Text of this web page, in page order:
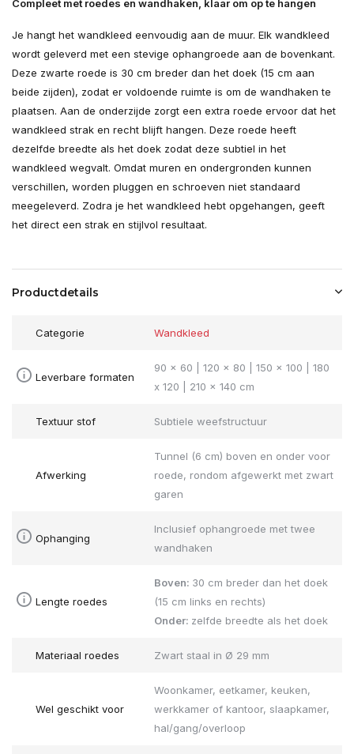
Compleet met roedes en wandhaken, klaar om op te hangen
Je hangt het wandkleed eenvoudig aan de muur. Elk wandkleed
wordt geleverd met een stevige ophangroede aan de bovenkant.
Deze zwarte roede is 30 cm breder dan het doek (15 cm aan
beide zijden), zodat er voldoende ruimte is om de wandhaken te
plaatsen. Aan de onderzijde zorgt een extra roede ervoor dat het
wandkleed strak en recht blijft hangen. Deze roede heeft
dezelfde breedte als het doek zodat deze subtiel in het
wandkleed wegvalt. Omdat muren en ondergronden kunnen
verschillen, worden pluggen en schroeven niet standaard
meegeleverd. Zodra je het wandkleed hebt opgehangen, geeft
het direct een strak en stijlvol resultaat.
Productdetails
Categorie Wandkleed
Leverbare formaten
90 x 60 | 120 x 80 | 150 x 100 | 180
x 120 | 210 x 140 cm
Textuur stof Subtiele weefstructuur
Afwerking
Tunnel (6 cm) boven en onder voor
roede, rondom afgewerkt met zwart
garen
Ophanging
Inclusief ophangroede met twee
wandhaken
Lengte roedes
Boven: 30 cm breder dan het doek
(15 cm links en rechts)
Onder: zelfde breedte als het doek
Materiaal roedes Zwart staal in Ø 29 mm
Wel geschikt voor
Woonkamer, eetkamer, keuken,
werkkamer of kantoor, slaapkamer,
hal/gang/overloop